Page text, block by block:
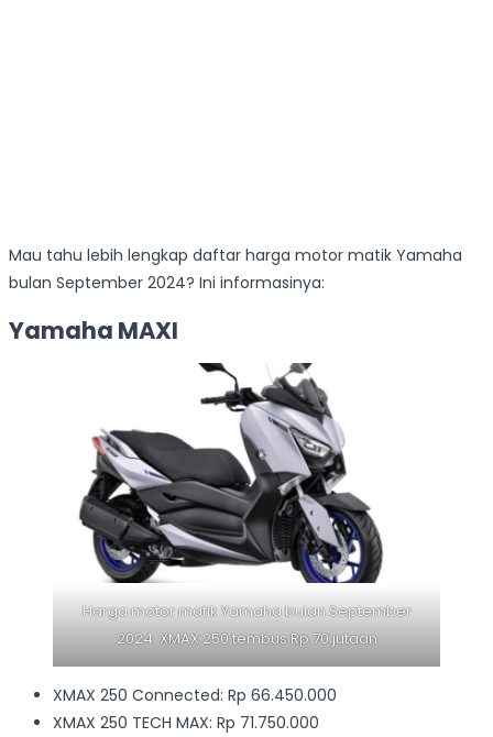
Mau tahu lebih lengkap daftar harga motor matik Yamaha
bulan September 2024? Ini informasinya:
Yamaha MAXI
Harga motor matik Yamaha bulan September
2024. XMAX 250 tembus Rp 70 jutaan
XMAX 250 Connected: Rp 66.450.000
XMAX 250 TECH MAX: Rp 71.750.000